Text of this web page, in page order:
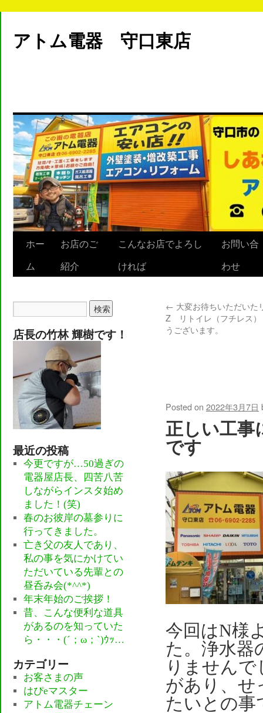
アトム電器 守口東店
Skip
ホー
ム
お店のご
紹介
こんなお店でよろし
ければ
お問い合
わせ
← 大変お待ちいただい
Z リトイレ（フチレス
うございます。
Posted on 2022年3月7日
正しい工
です
今回はN様
た。浄水器
りません
があり、せ
たいとの事
店長の竹林 輝樹です！
最近の投稿
今更ですが…50過ぎの
電器屋店長、四苦八苦
しながらインスタ始め
ました！(笑)
春のお彼岸の墓参りに
行ってきました。
亡き父の友人であり、
私の事を気にかけてい
ただいている先輩との
昼呑み会(*^^*)
年末年始のご挨拶！
昔、こんな便利な道具
があるのを知っていた
ら・・・(´；ω；`)ｳｯ…
カテゴリー
お客さまの声
はぴeマスター
アトム電器チェーン